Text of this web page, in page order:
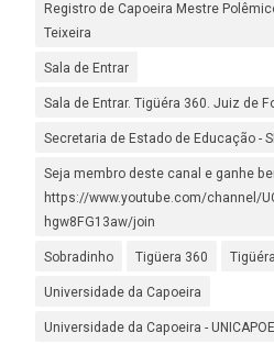
Registro de Capoeira Mestre
Teixeira
Sala de Entrar
Sala de Entrar. Tigüéra 360. Juiz de
Secretaria de Estado de Educação -
Seja membro deste canal e ganhe
https://www.youtube.com/channel/
hgw8FG13aw/join
Sobradinho Tigüera 360
Universidade da Capoeira
Universidade da Capoeira -